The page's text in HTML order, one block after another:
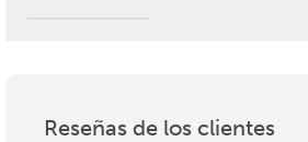
Reseñas de los clientes